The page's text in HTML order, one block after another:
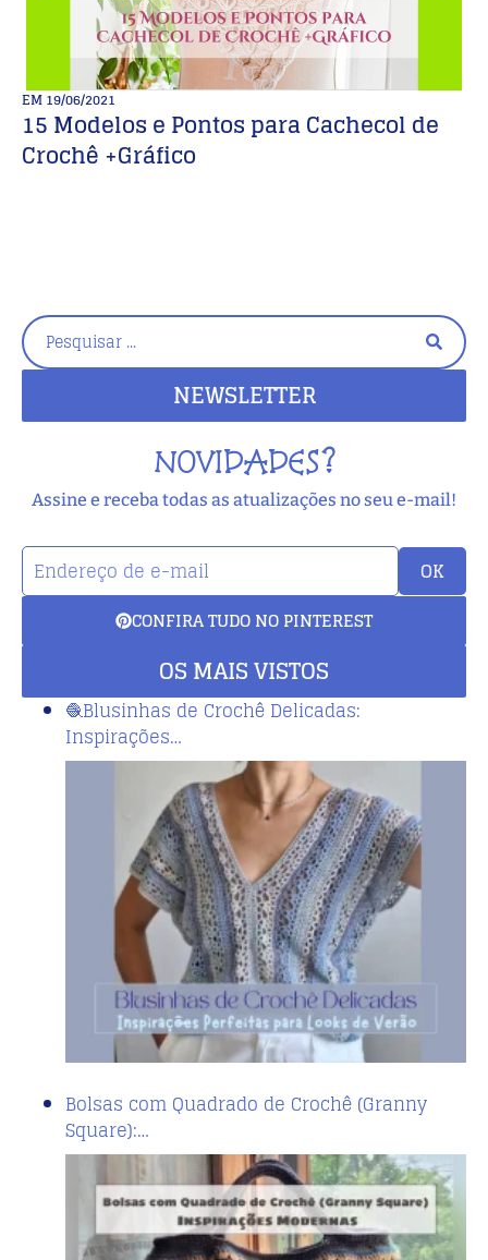
EM19/06/2021
15 Modelos e Pontos para Cachecol de
Crochê +Gráfico
NEWSLETTER
NOVIDADES?
Assine e receba todas as atualizações no seu e-mail!
OK
CONFIRA TUDO NO PINTEREST
OS MAIS VISTOS
🧶Blusinhas de Crochê Delicadas:
Inspirações…
Bolsas com Quadrado de Crochê (Granny
Square):…